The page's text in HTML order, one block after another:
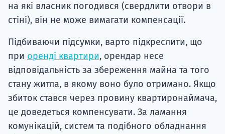
на які власник погодився (свердлити отвори в
стіні), він не може вимагати компенсації.
Підбиваючи підсумки, варто підкреслити, що
при оренді квартири, орендар несе
відповідальність за збереження майна та того
стану житла, в якому воно було отримано. Якщо
збиток стався через провину квартиронаймача,
це доведеться компенсувати. За ламання
комунікацій, систем та подібного обладнання